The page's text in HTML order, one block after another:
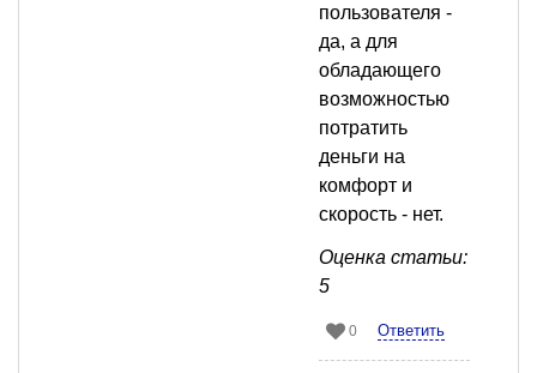
пользователя -
да, а для
обладающего
возможностью
потратить
деньги на
комфорт и
скорость - нет.
Оценка статьи:
5
0 Ответить